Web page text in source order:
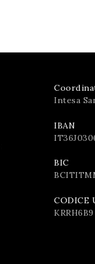
Intesa
IBAN
BIC
CODICE
KRRH6B9